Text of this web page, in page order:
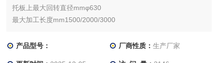
托板上最大回转直径mmφ630
最大加工长度mm1500/2000/3000
主轴转速级数档内无极
产品型号： 厂商性质： 生产厂家